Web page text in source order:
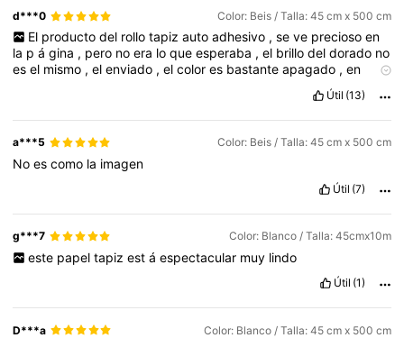
d***0 Color: Beis / Talla: 45 cm x 500 cm
El producto del rollo tapiz auto adhesivo , se ve precioso en
la página , pero noera loqueesperaba ,el brillodeldorado no
esel mismo ,elenviado ,elcolores bastanteapagado ,en
Útil (13)
a***5 Color: Beis / Talla: 45 cm x 500 cm
Noescomo la imagen
Útil (7)
g***7 Color: Blanco / Talla: 45cmx10m
este papel tapiz est á espectacular muy lindo
Útil (1)
D***a Color: Blanco / Talla: 45 cm x 500 cm